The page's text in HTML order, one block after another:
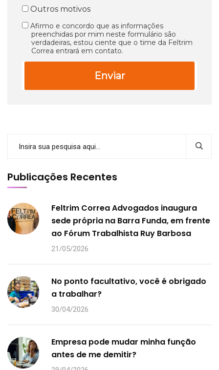
Outros motivos
Afirmo e concordo que as informações
preenchidas por mim neste formulário são
verdadeiras, estou ciente que o time da Feltrim
Correa entrará em contato.
Enviar
Publicações Recentes
Feltrim Correa Advogados inaugura
sede própria na Barra Funda, em frente
ao Fórum Trabalhista Ruy Barbosa
21/05/2026
No ponto facultativo, você é obrigado
a trabalhar?
30/04/2026
Empresa pode mudar minha função
antes de me demitir?